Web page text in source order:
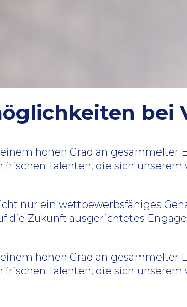
bei
hohen Grad an
Talenten, die sich
nur ein wettbewerbsfähiges
die Zukunft ausgerichtetes
hohen Grad an
Talenten, die sich